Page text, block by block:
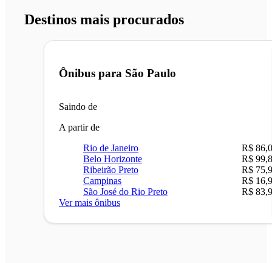
Destinos mais procurados
Ônibus para São Paulo
Saindo de
A partir de
Rio de Janeiro
R$
Belo Horizonte
R$
Ribeirão Preto
R$
Campinas
R$
São José do Rio Preto
R$
Ver mais ônibus